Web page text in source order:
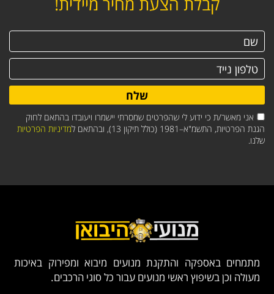
אני מאשר/ת כי ידוע לי שהפרטים שמסרתי יישמרו ויעובדו בהתאם לחוק
הגנת הפרטיות, התשמ"א–1981 (כולל תיקון 13), ובהתאם ל
מדיניות הפרטיות
שלנו.
שלח
מתמחים באספקה והתקנת מנועים מיבוא ומפירוק באיכות
מעולה וכן בשיפוץ ראשי מנועים עבור כל סוגי הרכבים.